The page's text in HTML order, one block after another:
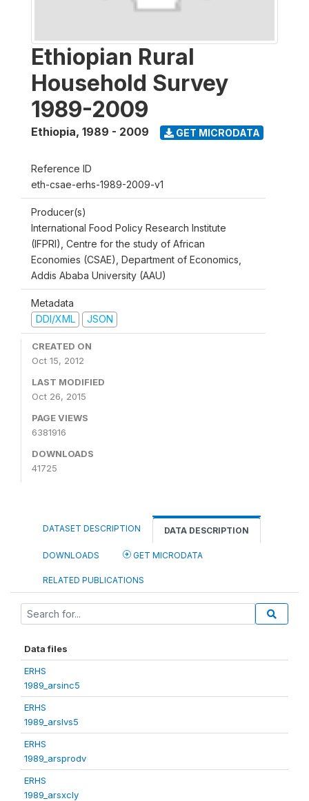
Ethiopian Rural
Household Survey
1989-2009
Ethiopia, 1989 - 2009 GET MICRODATA
Reference ID
eth-csae-erhs-1989-2009-v1
Producer(s)
International Food Policy Research Institute
(IFPRI), Centre for the study of African
Economies (CSAE), Department of Economics,
Addis Ababa University (AAU)
Metadata
DDI/XML
JSON
CREATED ON
Oct 15, 2012
LAST MODIFIED
Oct 26, 2015
PAGE VIEWS
6381916
DOWNLOADS
41725
DATASET DESCRIPTION DATA DESCRIPTION
DOWNLOADS GET MICRODATA
RELATED PUBLICATIONS
Data files
ERHS
1989_arsinc5
ERHS
1989_arslvs5
ERHS
1989_arsprodv
ERHS
1989_arsxcly